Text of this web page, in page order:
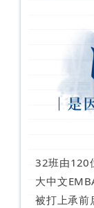
32班由120
大中文
被打上承前